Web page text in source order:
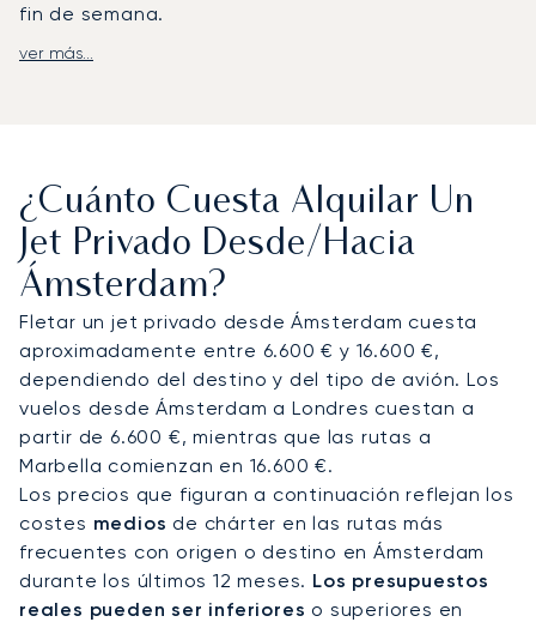
fin de semana.
Su viaje con LunaJets se adapta por completo a
en la Marina de Westerdok.
Le asignaremos un asesor de aviación privada
dedicado, que conocerá sus requisitos
específicos para ofrecerle una atención
completamente a medida. Nuestro negocio se
basa en relaciones consolidadas, como
demuestra una tasa anual de clientes recurrentes
superior al 70 % y una media de más de siete años
de fidelidad de nuestros 100 clientes principales.
ver más...
¿Cuánto Cuesta Alquilar Un
Jet Privado Desde/hacia
Ámsterdam?
Fletar un jet privado desde Ámsterdam cuesta
aproximadamente entre 6.600 € y 16.600 €,
dependiendo del destino y del tipo de avión. Los
vuelos desde Ámsterdam a Londres cuestan a
partir de 6.600 €, mientras que las rutas a
Marbella comienzan en 16.600 €.
Los precios que figuran a continuación reflejan los
costes medios de chárter en las rutas más
frecuentes con origen o destino en Ámsterdam
durante los últimos 12 meses. Los presupuestos
reales pueden ser inferiores o superiores en